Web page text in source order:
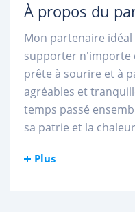
À propos du
Mon partenaire
supporter n'importe
prête à sourire et à
agréables et
temps passé
sa patrie et la
Plus